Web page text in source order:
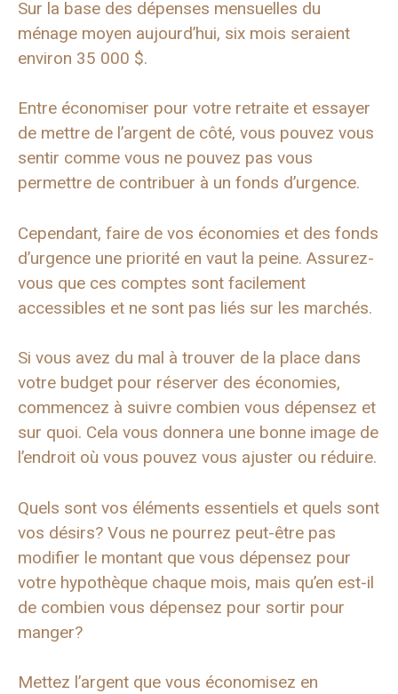
Sur la base des dépenses mensuelles du
ménage moyen aujourd’hui, six mois seraient
environ 35 000 $.
Entre économiser pour votre retraite et essayer
de mettre de l’argent de côté, vous pouvez vous
sentir comme vous ne pouvez pas vous
permettre de contribuer à un fonds d’urgence.
Cependant, faire de vos économies et des fonds
d’urgence une priorité en vaut la peine. Assurez-
vous que ces comptes sont facilement
accessibles et ne sont pas liés sur les marchés.
Si vous avez du mal à trouver de la place dans
votre budget pour réserver des économies,
commencez à suivre combien vous dépensez et
sur quoi. Cela vous donnera une bonne image de
l’endroit où vous pouvez vous ajuster ou réduire.
Quels sont vos éléments essentiels et quels sont
vos désirs? Vous ne pourrez peut-être pas
modifier le montant que vous dépensez pour
votre hypothèque chaque mois, mais qu’en est-il
de combien vous dépensez pour sortir pour
manger?
Mettez l’argent que vous économisez en